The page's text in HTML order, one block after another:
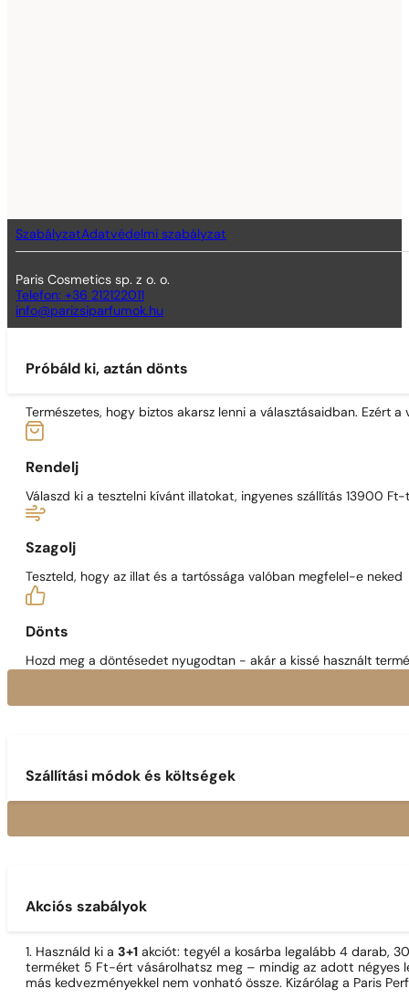
SzabályzatAdatvédelmi szabályzat
Paris Cosmetics sp. z o. o.
Telefon: +36 212122011
info@parizsiparfumok.hu
Próbáld ki, aztán dönts
Természetes, hogy biztos akarsz lenni a választásaidban. Ezért
Rendelj
Válaszd ki a tesztelni kívánt illatokat, ingyenes szállítás 13900 Ft-
Szagolj
Teszteld, hogy az illat és a tartóssága valóban megfelel-e neked
Dönts
Hozd meg a döntésedet nyugodtan - akár a kissé használt
Szállítási módok és költségek
Akciós szabályok
1. Használd ki a 3+1 akciót: tegyél a kosárba legalább 4 darab,
terméket 5 Ft-ért vásárolhatsz meg – mindig az adott négyes
más kedvezményekkel nem vonható össze. Kizárólag a Paris